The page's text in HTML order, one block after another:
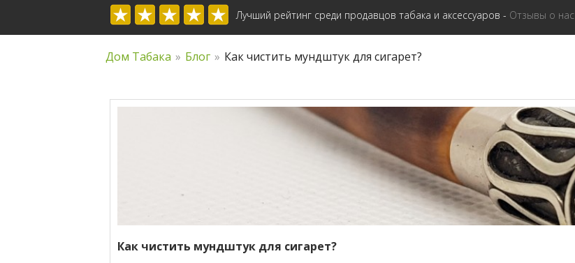
Лучший рейтинг среди продавцов табака и аксессуаров - Отзывы о нас
Дом Табака » Блог » Как чистить мундштук для сигарет?
Как чистить мундштук для сигарет?